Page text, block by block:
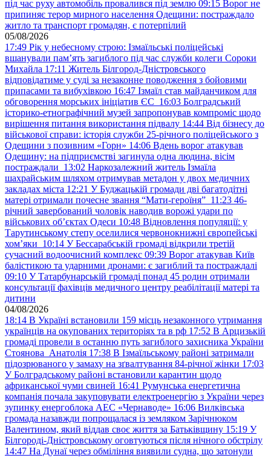
під час руху автомобіль провалився під землю 09:15 Ворог не
припиняє терор мирного населення Одещини: постраждало
житло та транспорт громадян, є потерпілий
05/08/2026
17:49 Рік у небесному строю: Ізмаїльські поліцейські
вшанували пам’ять загиблого під час служби колеги Сороки
Михайла 17:11 Житель Білгород-Дністровського
відповідатиме у суді за незаконне поводження з бойовими
припасами та вибухівкою 16:47 Ізмаїл став майданчиком для
обговорення морських ініціатив ЄС 16:03 Болградський
історико-етнографічний музей запропонував компроміс щодо
вирішення питання використання підвалу 14:44 Від бізнесу до
військової справи: історія служби 25-річного поліцейського з
Одещини з позивним «Горн» 14:06 Вдень ворог атакував
Одещину: на підприємстві загинула одна людина, вісім
постраждали 13:02 Наркозалежний житель Ізмаїла
шахрайським шляхом отримував метадон у двох медичних
закладах міста 12:21 У Буджацькій громади дві багатодітні
матері отримали почесне звання “Мати-героїня” 11:23 46-
річний завербований чоловік наводив ворожі удари по
військових обʼєктах Одеси 10:48 Відновлення популяції: у
Тарутинському степу оселилися червонокнижні європейські
хом’яки 10:14 У Бессарабській громаді відкрили третій
сучасний водоочисний комплекс 09:39 Ворог атакував Київ
балістикою та ударними дронами: є загиблий та постраждалі
09:10 У Татарбунарській громаді понад 45 родин отримали
консультації фахівців медичного центру реабілітації матері та
дитини
04/08/2026
18:14 В Україні встановили 159 місць незаконного утримання
українців на окупованих територіях та в рф 17:52 В Арцизькій
громаді провели в останню путь загиблого захисника України
Стоянова Анатолія 17:38 В Ізмаїльському районі затримали
підозрюваного у замаху на зґвалтування 84-річної жінки 17:03
У Болградському районі встановили карантин щодо
африканської чуми свиней 16:41 Румунська енергетична
компанія почала закуповувати електроенергію з України через
зупинку енергоблока АЕС «Чернаводе» 16:06 Вилківська
громада назавжди попрощалася із земляком Зарічнюком
Валентином, який віддав своє життя за Батьківщину 15:19 У
Білгороді-Дністровському оговтуються після нічного обстрілу
14:47 На Дунаї через обміління виявили судна, що затонули